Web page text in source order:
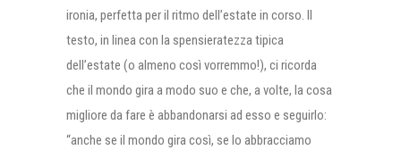
ironia, perfetta per il ritmo dell’estate in corso. Il
testo, in linea con la spensieratezza tipica
dell’estate (o almeno così vorremmo!), ci ricorda
che il mondo gira a modo suo e che, a volte, la cosa
migliore da fare è abbandonarsi ad esso e seguirlo:
“anche se il mondo gira così, se lo abbracciamo